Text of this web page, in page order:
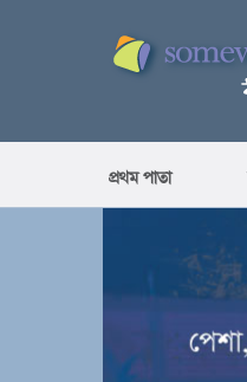
প্রথম পাতা